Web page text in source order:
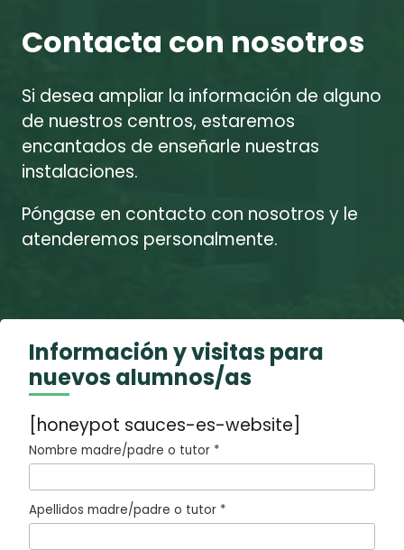
Contacta con nosotros
Si desea ampliar la información de alguno
de nuestros centros, estaremos
encantados de enseñarle nuestras
instalaciones.
Póngase en contacto con nosotros y le
atenderemos personalmente.
Información y visitas para
nuevos alumnos/as
[honeypot sauces-es-website]
Nombre madre/padre o tutor *
Apellidos madre/padre o tutor *